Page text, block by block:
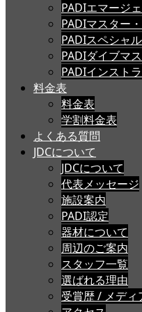
PADIエマージ
PADIマスター
PADIスペシャ
PADIダイブマ
PADIインスト
料金表
料金表
学割料金表
よくある質問
JDCについて
JDCについて
代表メッセージ
施設案内
PADI認定
器材について
周辺のご案内
スタッフ一覧
選ばれる理由
受賞歴 / メディ